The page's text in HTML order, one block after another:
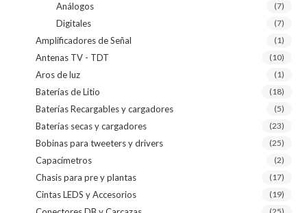
Análogos (7)
Digitales (7)
Amplificadores de Señal (1)
Antenas TV - TDT (10)
Aros de luz (1)
Baterías de Litio (18)
Baterías Recargables y cargadores (5)
Baterías secas y cargadores (23)
Bobinas para tweeters y drivers (25)
Capacímetros (2)
Chasis para pre y plantas (17)
Cintas LEDS y Accesorios (19)